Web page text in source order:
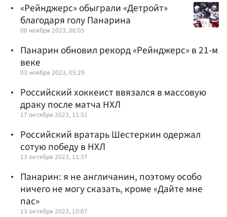
«Рейнджерс» обыграли «Детройт»
благодаря голу Панарина
08 ноября 2023, 06:05
Панарин обновил рекорд «Рейнджерс» в 21-м
веке
03 ноября 2023, 05:29
Российский хоккеист ввязался в массовую
драку после матча НХЛ
17 октября 2023, 11:31
Российский вратарь Шестеркин одержал
сотую победу в НХЛ
13 октября 2023, 11:37
Панарин: я не англичанин, поэтому особо
ничего не могу сказать, кроме «Дайте мне
пас»
13 октября 2023, 10:07